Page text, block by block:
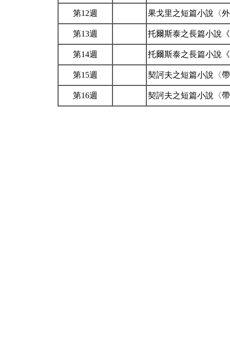
第12週 果戈里之短篇小說〈
第13週 托爾斯泰之長篇小說
第14週 托爾斯泰之長篇小說
第15週 契訶夫之短篇小說〈
第16週 契訶夫之短篇小說〈